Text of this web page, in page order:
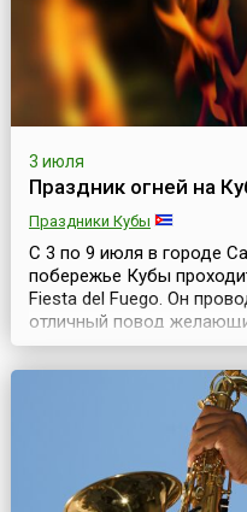
3 июля
Праздник огней на
Праздники Кубы
С 3 по 9 июля в городе
побережье Кубы
Fiesta del Fuego. Он
отличный повод
культурой, протанцевав
де-Куба, подкрепившись
знаменитым кубинским
«первый город